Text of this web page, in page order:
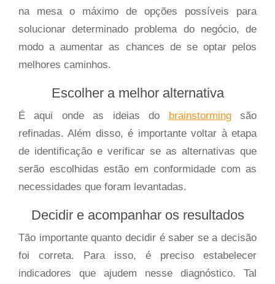
na mesa o máximo de opções possíveis para
solucionar determinado problema do negócio, de
modo a aumentar as chances de se optar pelos
melhores caminhos.
Escolher a melhor alternativa
É aqui onde as ideias do brainstormingsão
refinadas. Além disso, é importante voltar à etapa
de identificação e verificar se as alternativas que
serão escolhidas estão em conformidade com as
necessidades que foram levantadas.
Decidir e acompanhar os resultados
Tão importante quanto decidir é saber se a decisão
foi correta. Para isso, é preciso estabelecer
indicadores que ajudem nesse diagnóstico. Tal